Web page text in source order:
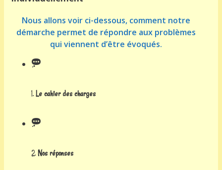
Nous allons voir ci-dessous, comment notre
démarche permet de répondre aux problèmes
qui viennent d’être évoqués.
1. Le cahier des charges
2. Nos réponses